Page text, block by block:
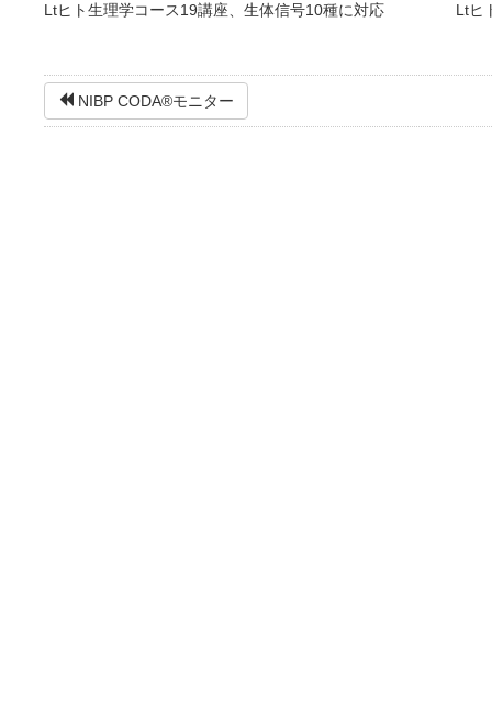
Ltヒト生理学コース19講座、生体信号10種に対応 Ltヒ
NIBP CODA®モニター